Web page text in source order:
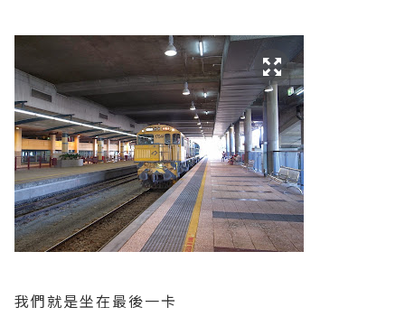
我們就是坐在最後一卡